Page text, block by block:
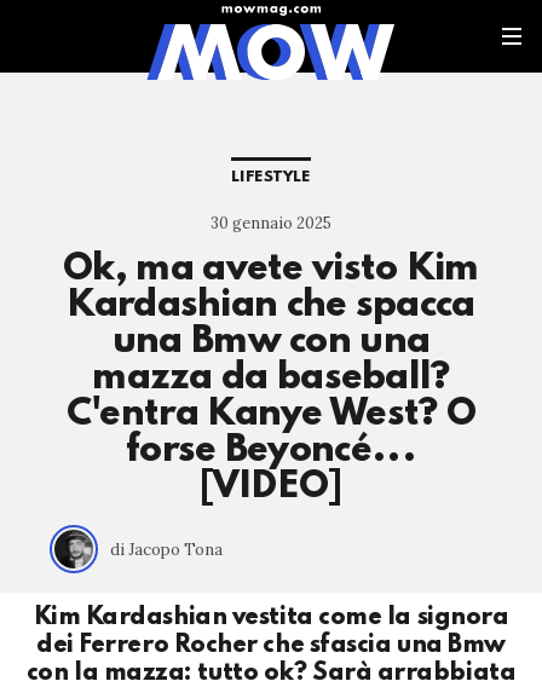
LIFESTYLE
30 gennaio 2025
Ok, ma avete visto Kim
Kardashian che spacca
una Bmw con una
mazza da baseball?
C'entra Kanye West? O
forse Beyoncé...
[VIDEO]
di Jacopo Tona
Kim Kardashian vestita come la signora
dei Ferrero Rocher che sfascia una Bmw
con la mazza: tutto ok? Sarà arrabbiata